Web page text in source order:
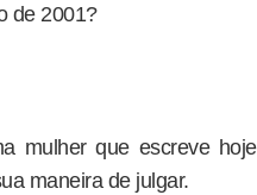
de 2001?
mulher que escreve
maneira de julgar.